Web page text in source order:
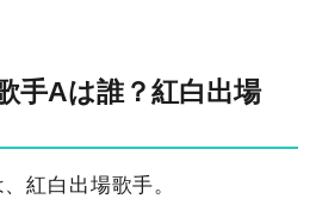
手Aは誰？紅白出場
紅白出場歌手。